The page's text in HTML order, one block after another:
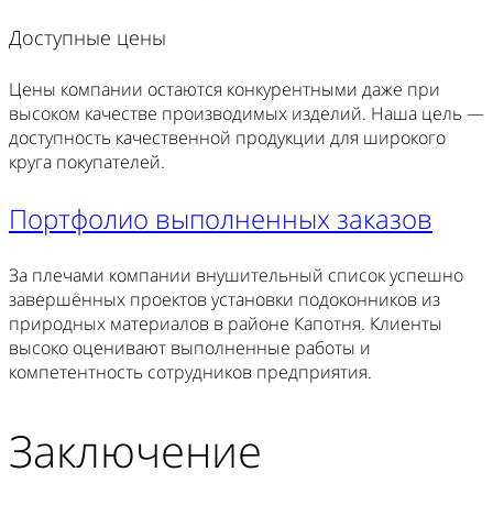
Доступные цены
Цены компании остаются конкурентными даже при
высоком качестве производимых изделий. Наша цель —
доступность качественной продукции для широкого
круга покупателей.
Портфолио выполненных заказов
За плечами компании внушительный список успешно
завершённых проектов установки подоконников из
природных материалов в районе Капотня. Клиенты
высоко оценивают выполненные работы и
компетентность сотрудников предприятия.
Заключение